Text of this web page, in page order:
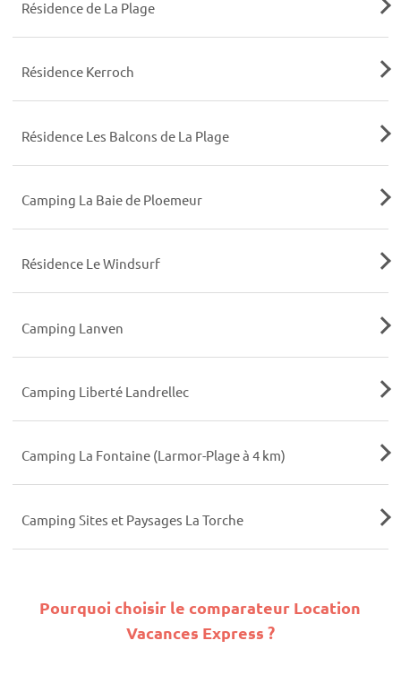
Résidence de La Plage
Résidence Kerroch
Résidence Les Balcons de La Plage
Camping La Baie de Ploemeur
Résidence Le Windsurf
Camping Lanven
Camping Liberté Landrellec
Camping La Fontaine (Larmor-Plage à 4 km)
Camping Sites et Paysages La Torche
Pourquoi choisir le comparateur Location
Vacances Express ?